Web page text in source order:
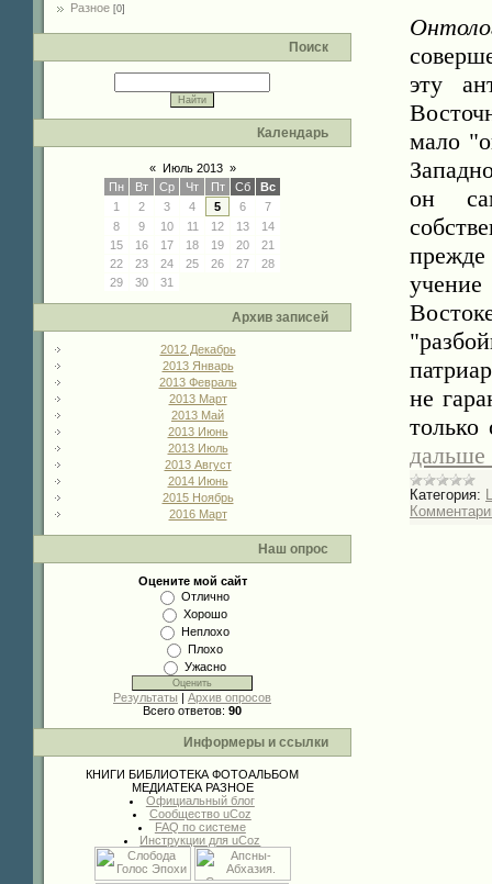
Разное [0]
Поиск
Календарь
« Июль 2013 »
Пн
Вт Ср Чт Пт Сб
Вс
1
2 3 4 5 6
7
8
9 10 11 12 13
14
15
16 17 18 19 20
21
22
23 24 25 26 27
28
29
30 31
Архив записей
2012 Декабрь
2013 Январь
2013 Февраль
2013 Март
2013 Май
2013 Июнь
2013 Июль
2013 Август
2014 Июнь
2015 Ноябрь
2016 Март
Наш опрос
Оцените мой сайт
Отлично
Хорошо
Неплохо
Плохо
Ужасно
Результаты | Архив опросов
Всего ответов: 90
Информеры и ссылки
КНИГИ БИБЛИОТЕКА ФОТОАЛЬБОМ
МЕДИАТЕКА РАЗНОЕ
Официальный блог
Сообщество uCoz
FAQ по системе
Инструкции для uCoz
эту
мало
он
не
дальше
Категория: